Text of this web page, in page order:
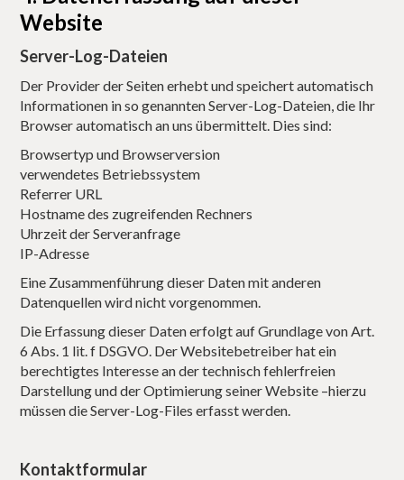
Website
Server-Log-Dateien
Der Provider der Seiten erhebt und speichert automatisch
Informationen in so genannten Server-Log-Dateien, die Ihr
Browser automatisch an uns übermittelt. Dies sind:
Browsertyp und Browserversion
verwendetes Betriebssystem
Referrer URL
Hostname des zugreifenden Rechners
Uhrzeit der Serveranfrage
IP-Adresse
Eine Zusammenführung dieser Daten mit anderen
Datenquellen wird nicht vorgenommen.
Die Erfassung dieser Daten erfolgt auf Grundlage von Art.
6 Abs. 1 lit. f DSGVO. Der Websitebetreiber hat ein
berechtigtes Interesse an der technisch fehlerfreien
Darstellung und der Optimierung seiner Website –hierzu
müssen die Server-Log-Files erfasst werden.
Kontaktformular